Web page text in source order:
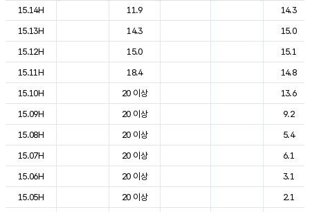
도시별 기상실황표로 지점, 날씨, 기온, 강수, 바람, 기압등을 안내한 표입
15.14H
11.9
14.3
15.13H
14.3
15.0
15.12H
15.0
15.1
15.11H
18.4
14.8
15.10H
20 이상
13.6
15.09H
20 이상
9.2
15.08H
20 이상
5.4
15.07H
20 이상
6.1
15.06H
20 이상
3.1
15.05H
20 이상
2.1